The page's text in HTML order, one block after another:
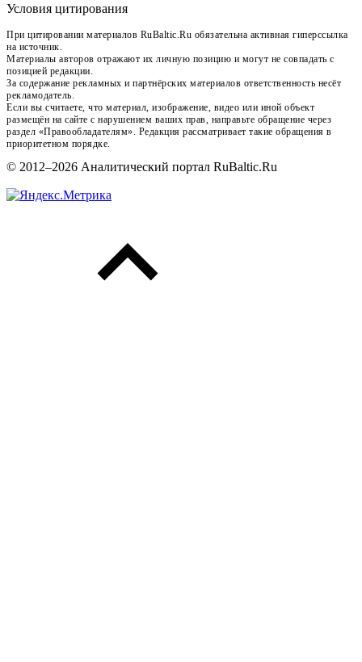
Условия цитирования
При цитировании материалов RuBaltic.Ru обязательна активная гиперссылка
на источник.
Материалы авторов отражают их личную позицию и могут не совпадать с
позицией редакции.
За содержание рекламных и партнёрских материалов ответственность несёт
рекламодатель.
Если вы считаете, что материал, изображение, видео или иной объект
размещён на сайте с нарушением ваших прав, направьте обращение через
раздел «Правообладателям». Редакция рассматривает такие обращения в
приоритетном порядке.
© 2012–2026 Аналитический портал RuBaltic.Ru